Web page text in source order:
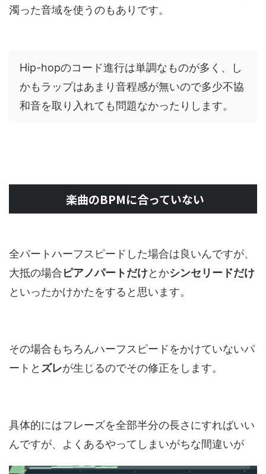
濁った音域を使うのもありです。
Hip-hopのコード進行は単調なものが多く、し
かもラップはあまり音程感が無いので多少不協
和音を取り入れても問題なかったりします。
楽曲のBPMに合っていない
全パートハーフスピードした場合は良いんですが、
大抵の場合ピアノパートだけとかシンセリードだけ
といったかけかたをすると思います。
その場合もちろんハーフスピードをかけていないパ
ートと ズレが生じるのでその修正をします。
具体的にはフレーズを全部半分の長さにすればいい
んですが、よくあるやってしまいがちな間違いが